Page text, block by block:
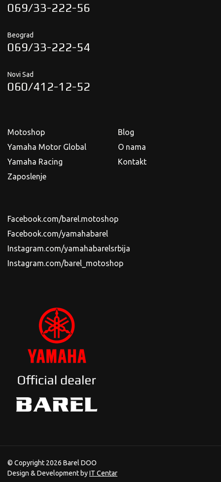
069/33-222-56
Beograd
069/33-222-54
Novi Sad
060/412-12-52
Motoshop
Yamaha Motor Global
Yamaha Racing
Zaposlenje
Blog
O nama
Kontakt
Facebook.com/barel.motoshop
Facebook.com/yamahabarel
Instagram.com/yamahabarelsrbija
Instagram.com/barel_motoshop
© Copyright 2026 Barel DOO
Design & Development byIT Centar